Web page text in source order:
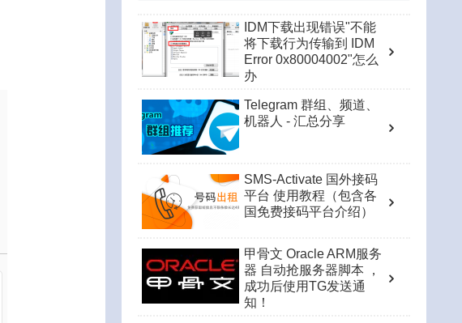
IDM下载出现错误"不能
将下载行为传输到 IDM
Error 0x80004002"怎么
办
Telegram 群组、频道、
机器人 - 汇总分享
SMS-Activate 国外接码
平台 使用教程（包含各
国免费接码平台介绍）
甲骨文 Oracle ARM服务
器 自动抢服务器脚本 ，
成功后使用TG发送通
知！